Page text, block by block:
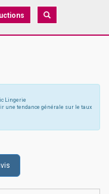
Lingerie
une tendance générale sur le taux